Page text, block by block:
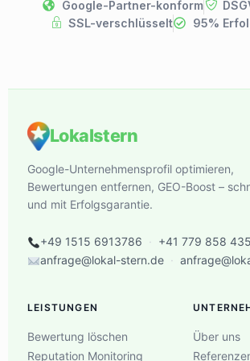
Google-Partner-konform
SSL-verschlüsselt
95%
Lokalstern
Google-Unternehmensprofil optimieren,
Bewertungen entfernen, GEO-Boost –
und mit Erfolgsgarantie.
+49 1515 6913786 · +41 779 858 435
anfrage@lokal-stern.de ·
LEISTUNGEN
Bewertung löschen
Reputation Monitoring
Über uns